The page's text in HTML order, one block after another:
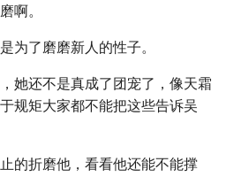
啊。
为了磨磨新人的性子。
她还不是真成了团宠了，像天霜
规矩大家都不能把这些告诉吴
的折磨他，看看他还能不能撑